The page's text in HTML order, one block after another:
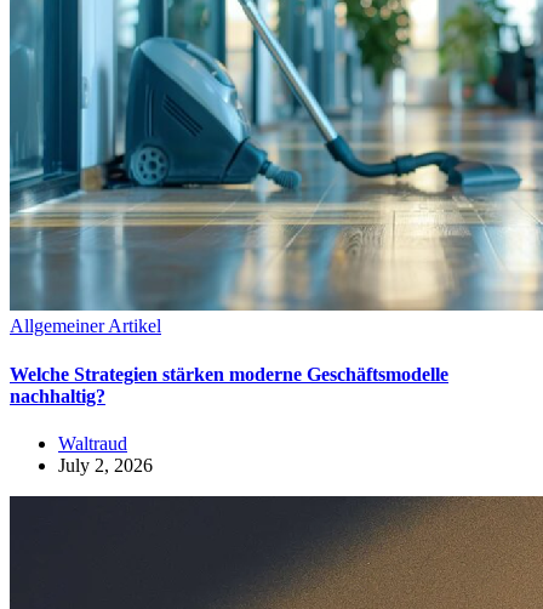
Allgemeiner Artikel
Welche Strategien stärken moderne Geschäftsmodelle
nachhaltig?
Waltraud
July 2, 2026